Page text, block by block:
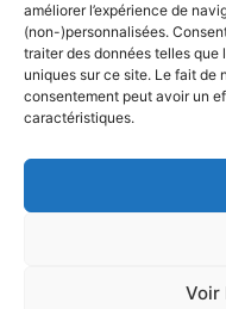
améliorer l’expérience de
(non-)personnalisées.
traiter des données telles que
uniques sur ce site. Le fait de
consentement peut avoir un
caractéristiques.
Voir
All Texts
All content on this site
prohibited to reproduce,
way without the